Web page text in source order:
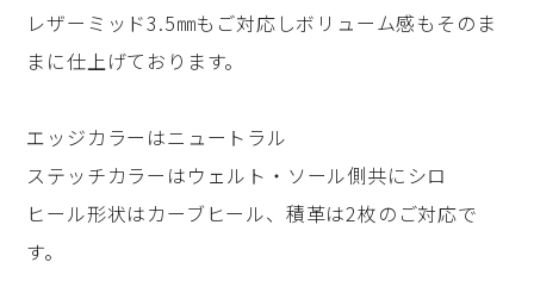
レザーミッド3.5㎜もご対応しボリューム感もそのま
まに仕上げております。
エッジカラーはニュートラル
ステッチカラーはウェルト・ソール側共にシロ
ヒール形状はカーブヒール、積革は2枚のご対応で
す。